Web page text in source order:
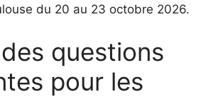
du 20 au 23 octobre 2026.
questions
pour les